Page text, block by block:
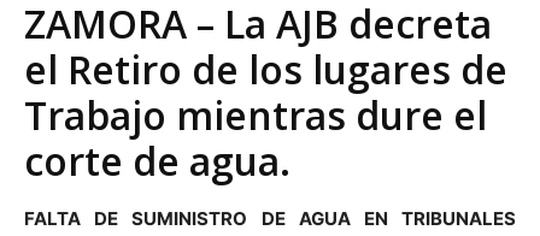
ZAMORA – La AJB decreta
el Retiro de los lugares de
Trabajo mientras dure el
corte de agua.
FALTA DE SUMINISTRO DE AGUA EN TRIBUNALES